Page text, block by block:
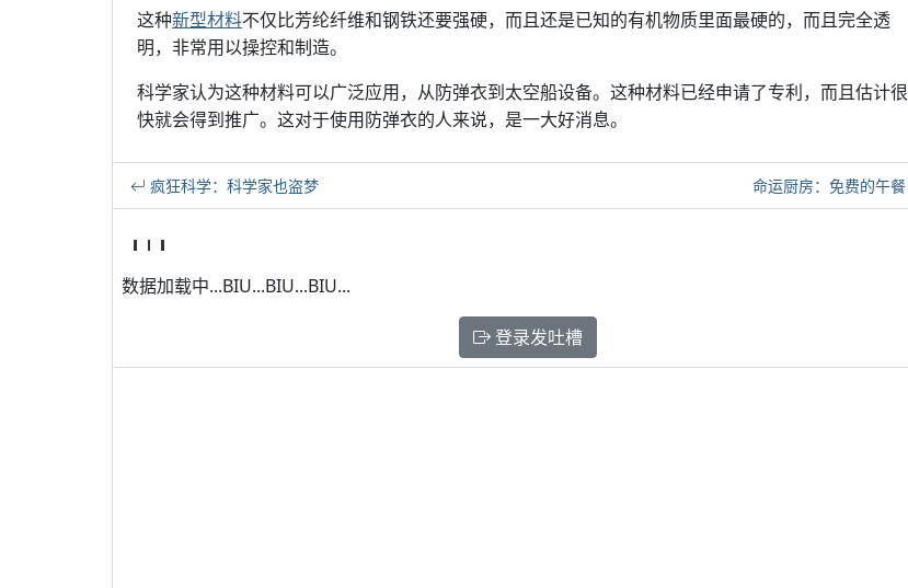
这种新型材料不仅比芳纶纤维和钢铁还要强硬，而且还是已知的有机物质里面最硬的，而且完全透
明，非常用以操控和制造。
科学家认为这种材料可以广泛应用，从防弹衣到太空船设备。这种材料已经申请了专利，而且估计很
快就会得到推广。这对于使用防弹衣的人来说，是一大好消息。
疯狂科学：科学家也盗梦 命运厨房：免费的午餐
数据加载中...BIU...BIU...BIU...
登录发吐槽